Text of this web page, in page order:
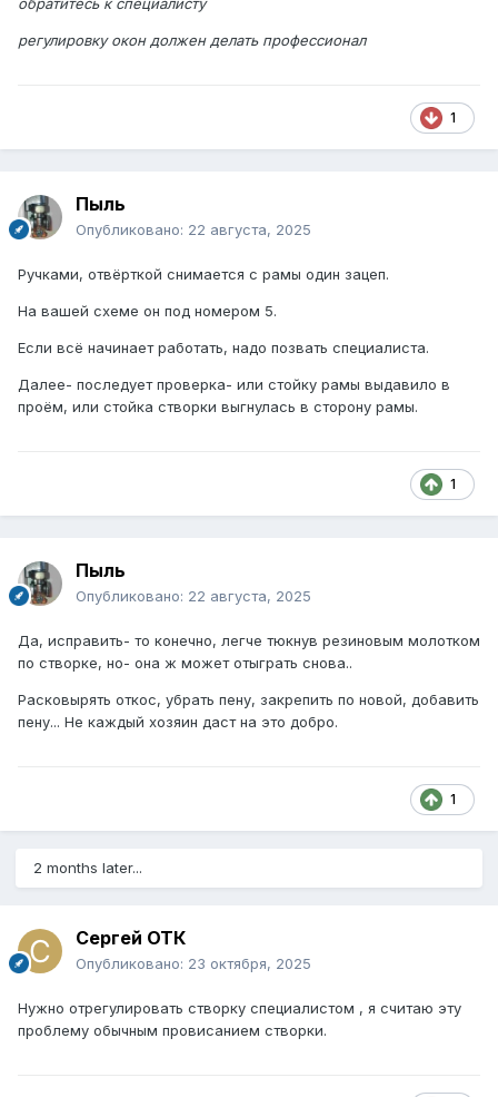
обратитесь к специалисту
регулировку окон должен делать профессионал
1
Пыль
Опубликовано: 22 августа, 2025
Ручками, отвëрткой снимается с рамы один зацеп.
На вашей схеме он под номером 5.
Если всë начинает работать, надо позвать специалиста.
Далее- последует проверка- или стойку рамы выдавило в
проëм, или стойка створки выгнулась в сторону рамы.
1
Пыль
Опубликовано: 22 августа, 2025
Да, исправить- то конечно, легче тюкнув резиновым молотком
по створке, но- она ж может отыграть снова..
Расковырять откос, убрать пену, закрепить по новой, добавить
пену... Не каждый хозяин даст на это добро.
1
2 months later...
Сергей ОТК
Опубликовано: 23 октября, 2025
Нужно отрегулировать створку специалистом , я считаю эту
проблему обычным провисанием створки.